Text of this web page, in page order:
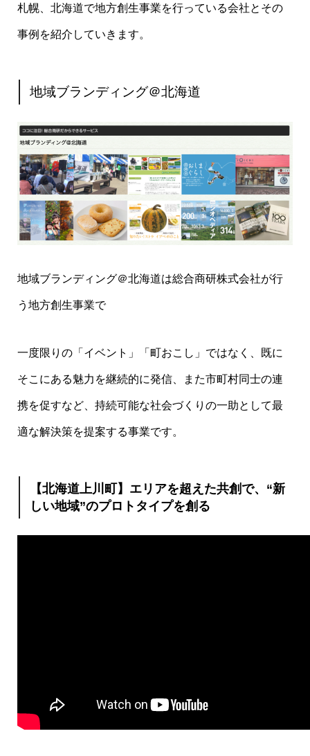
札幌、北海道で地方創生事業を行っている会社とその
事例を紹介していきます。
地域ブランディング＠北海道
地域ブランディング＠北海道は総合商研株式会社が行
う地方創生事業で
一度限りの「イベント」「町おこし」ではなく、既に
そこにある魅力を継続的に発信、また市町村同士の連
携を促すなど、持続可能な社会づくりの一助として最
適な解決策を提案する事業です。
【北海道上川町】エリアを超えた共創で、“新
しい地域”のプロトタイプを創る